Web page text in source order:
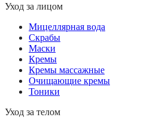
Уход за лицом
Мицеллярная вода
Скрабы
Маски
Кремы
Кремы массажные
Очищающие кремы
Тоники
Уход за телом